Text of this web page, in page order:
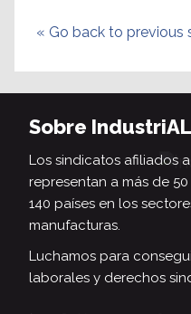
« Go back to previous
Sobre
Los sindicatos afiliados
representan a más de
140 países en los
manufacturas.
Luchamos para
laborales y derechos